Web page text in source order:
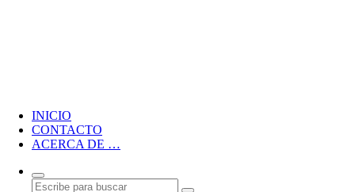
INICIO
CONTACTO
ACERCA DE …